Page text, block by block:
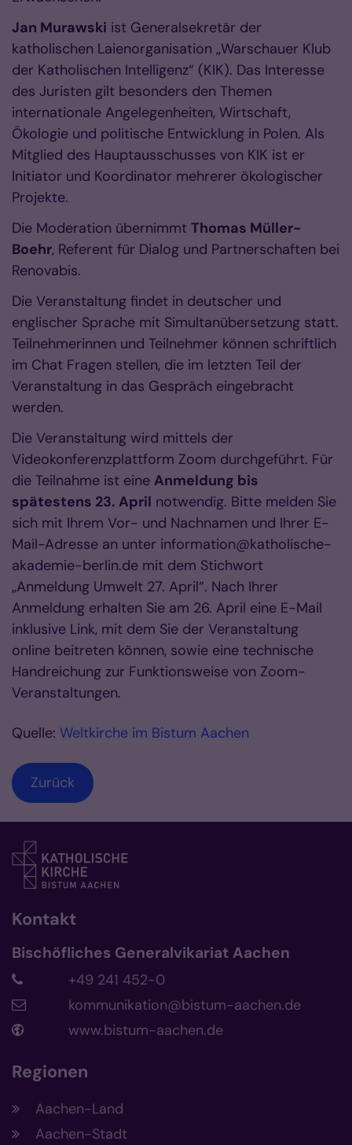
Jan Murawski ist Generalsekretär der
katholischen Laienorganisation „Warschauer Klub
der Katholischen Intelligenz“ (KIK). Das Interesse
des Juristen gilt besonders den Themen
internationale Angelegenheiten, Wirtschaft,
Ökologie und politische Entwicklung in Polen. Als
Mitglied des Hauptausschusses von KIK ist er
Initiator und Koordinator mehrerer ökologischer
Projekte.
Die Moderation übernimmt Thomas Müller-
Boehr, Referent für Dialog und Partnerschaften bei
Renovabis.
Die Veranstaltung findet in deutscher und
englischer Sprache mit Simultanübersetzung statt.
Teilnehmerinnen und Teilnehmer können schriftlich
im Chat Fragen stellen, die im letzten Teil der
Veranstaltung in das Gespräch eingebracht
werden.
Die Veranstaltung wird mittels der
Videokonferenzplattform Zoom durchgeführt. Für
die Teilnahme ist eine Anmeldung bis
spätestens 23. April notwendig. Bitte melden Sie
sich mit Ihrem Vor- und Nachnamen und Ihrer E-
Mail-Adresse an unter information@katholische-
akademie-berlin.de mit dem Stichwort
„Anmeldung Umwelt 27. April“. Nach Ihrer
Anmeldung erhalten Sie am 26. April eine E-Mail
inklusive Link, mit dem Sie der Veranstaltung
online beitreten können, sowie eine technische
Handreichung zur Funktionsweise von Zoom-
Veranstaltungen.
Quelle: Weltkirche im Bistum Aachen
Zurück
Kontakt
Bischöfliches Generalvikariat Aachen
+49 241 452-0
kommunikation@bistum-aachen.de
www.bistum-aachen.de
Regionen
Aachen-Land
Aachen-Stadt